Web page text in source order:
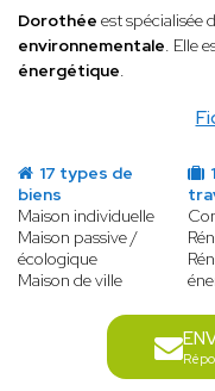
Dorothée est spécialisée
environnementale. Elle
énergétique.
17 types de
biens
Maison individuelle
Maison passive /
écologique
Maison de ville